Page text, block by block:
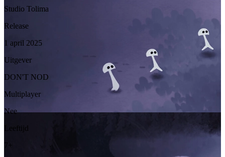
Studio Tolima
Release
1 april 2025
Uitgever
DON'T NOD
Multiplayer
Nee
Leeftijd
7+